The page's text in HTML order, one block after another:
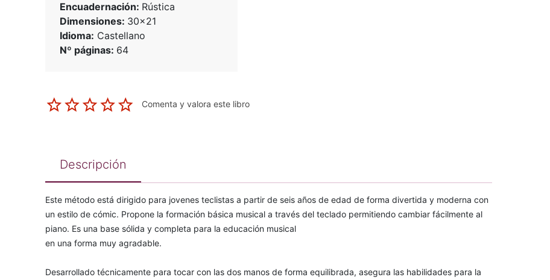
Encuadernación: Rústica
Dimensiones: 30x21
Idioma: Castellano
Nº páginas: 64
Comenta y valora este libro
Descripción
Este método está dirigido para jovenes teclistas a partir de seis años de edad de forma divertida y moderna con
un estilo de cómic. Propone la formación básica musical a través del teclado permitiendo cambiar fácilmente al
piano. Es una base sólida y completa para la educación musical
en una forma muy agradable.
Desarrollado técnicamente para tocar con las dos manos de forma equilibrada, asegura las habilidades para la